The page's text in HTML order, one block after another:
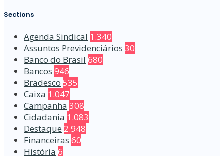
Sections
Agenda Sindical 1.340
Assuntos Previdenciários 30
Banco do Brasil 680
Bancos 946
Bradesco 535
Caixa 1.047
Campanha 308
Cidadania 1.083
Destaque 2.948
Financeiras 60
História 6